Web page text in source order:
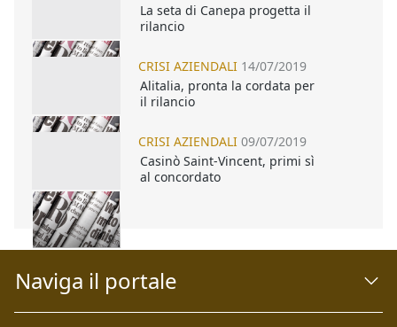
La seta di Canepa progetta il
rilancio
CRISI AZIENDALI 14/07/2019
Alitalia, pronta la cordata per
il rilancio
CRISI AZIENDALI 09/07/2019
Casinò Saint-Vincent, primi sì
al concordato
Naviga il portale